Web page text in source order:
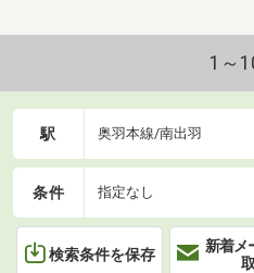
1～
駅 奥羽本線/南出羽
条件 指定なし
検索条件を保存
新着メ